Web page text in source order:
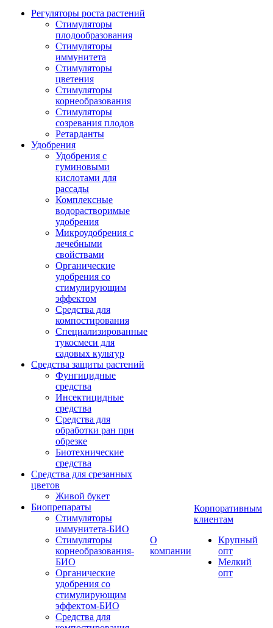
Регуляторы роста растений
Стимуляторы
плодообразования
Стимуляторы
иммунитета
Стимуляторы
цветения
Стимуляторы
корнеобразования
Стимуляторы
созревания плодов
Ретарданты
Удобрения
Удобрения с
гуминовыми
кислотами для
рассады
Комплексные
водорастворимые
удобрения
Микроудобрения с
лечебными
свойствами
Органические
удобрения со
стимулирующим
эффектом
Средства для
компостирования
Специализированные
тукосмеси для
садовых культур
Средства защиты растений
Фунгицидные
средства
Инсектицидные
средства
Средства для
обработки ран при
обрезке
Биотехнические
средства
Средства для срезанных
цветов
Живой букет
Биопрепараты
Стимуляторы
иммунитета-БИО
Стимуляторы
корнеобразования-
БИО
Органические
удобрения со
стимулирующим
эффектом-БИО
Средства для
О
компании
Корпоративным
клиентам
Крупный
опт
Мелкий
опт